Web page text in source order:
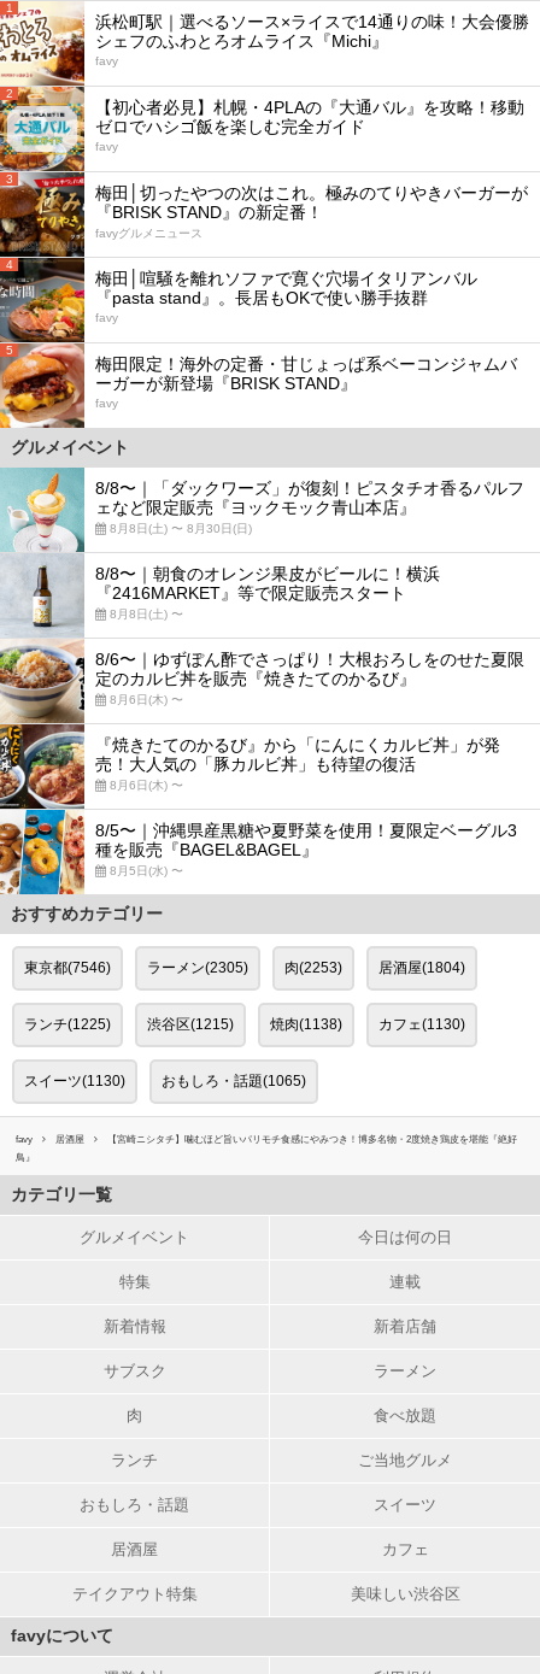
1
浜松町駅｜選べるソース×ライスで14通りの味！大会優勝
シェフのふわとろオムライス『Michi』
favy
2
【初心者必見】札幌・4PLAの『大通バル』を攻略！移動
ゼロでハシゴ飯を楽しむ完全ガイド
favy
3
梅田│切ったやつの次はこれ。極みのてりやきバーガーが
『BRISK STAND』の新定番！
favyグルメニュース
4
梅田│喧騒を離れソファで寛ぐ穴場イタリアンバル
『pasta stand』。長居もOKで使い勝手抜群
favy
5
梅田限定！海外の定番・甘じょっぱ系ベーコンジャムバ
ーガーが新登場『BRISK STAND』
favy
グルメイベント
8/8〜｜「ダックワーズ」が復刻！ピスタチオ香るパルフ
ェなど限定販売『ヨックモック青山本店』
8月8日(土) 〜 8月30日(日)
8/8〜｜朝食のオレンジ果皮がビールに！横浜
『2416MARKET』等で限定販売スタート
8月8日(土) 〜
8/6〜｜ゆずぽん酢でさっぱり！大根おろしをのせた夏限
定のカルビ丼を販売『焼きたてのかるび』
8月6日(木) 〜
『焼きたてのかるび』から「にんにくカルビ丼」が発
売！大人気の「豚カルビ丼」も待望の復活
8月6日(木) 〜
8/5〜｜沖縄県産黒糖や夏野菜を使用！夏限定ベーグル3
種を販売『BAGEL&BAGEL』
8月5日(水) 〜
おすすめカテゴリー
東京都(7546) ラーメン(2305) 肉(2253) 居酒屋(1804)
ランチ(1225) 渋谷区(1215) 焼肉(1138) カフェ(1130)
スイーツ(1130) おもしろ・話題(1065)
favy 居酒屋
【宮崎ニシタチ】噛むほど旨いパリモチ食感にやみつき！博多名物・2度焼き鶏皮を堪能『絶好
鳥』
カテゴリ一覧
グルメイベント 今日は何の日
特集 連載
新着情報 新着店舗
サブスク ラーメン
肉 食べ放題
ランチ ご当地グルメ
おもしろ・話題 スイーツ
居酒屋 カフェ
テイクアウト特集 美味しい渋谷区
favyについて